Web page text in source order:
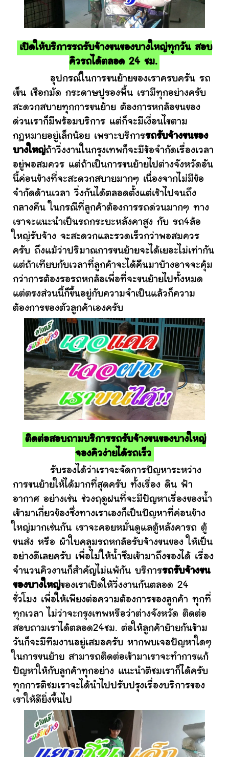
เปิดให้บริการรถรับจ้างขนของบางใหญ่ทุกวัน สอบ
คิวรถได้ตลอด 24 ชม.
อุปกรณ์ในการขนย้ายของเราครบครัน รถ
เข็น เชือกมัด กระดาษปูรองพื้น เรามีทุกอย่างครับ
สะดวกสบายทุกการขนย้าย ต้องการหกล้อขนของ
ด่วนเราก็มีพร้อมบริการ แต่ก็จะมีเงื่อนไขตาม
กฎหมายอยู่เล็กน้อย เพราะบริการรถรับจ้างขนของ
บางใหญ่ถ้าวิ่งงานในกรุงเทพก็จะมีข้อจำกัดเรื่องเวลา
อยู่พอสมควร แต่ถ้าเป็นการขนย้ายไปต่างจังหวัดอัน
นี้ค่อนข้างที่จะสะดวกสบายมากๆ เนื่องจากไม่มีข้อ
จำกัดด้านเวลา วิ่งกันได้ตลอดตั้งแต่เช้าไปจนถึง
กลางคืน ในกรณีที่ลูกค้าต้องการรถด่วนมากๆ ทาง
เราจะแนะนำเป็นรถกระบะหลังคาสูง กับ รถ4ล้อ
ใหญ่รับจ้าง จะสะดวกและรวดเร็วกว่าพอสมควร
ครับ ถึงแม้ว่าปริมาณการขนย้ายจะได้เยอะไม่เท่ากัน
แต่ถ้าเทียบกับเวลาที่ลูกค้าจะได้คืนมาบ้างอาจจะคุ้ม
กว่าการต้องรอรถหกล้อเพื่อที่จะขนย้ายไปทั้งหมด
แต่ตรงส่วนนี้ก็ขึ้นอยู่กับความจำเป็นแล้วก็ความ
ต้องการของตัวลูกค้าเองครับ
ติดต่อสอบถามบริการรถรับจ้างขนของบางใหญ่
จองคิวง่ายได้รถเร็ว
รับรองได้ว่าเราจะจัดการปัญหาระหว่าง
การขนย้ายให้ได้มากที่สุดครับ ทั้งเรื่อง ดิน ฟ้า
อากาศ อย่างเช่น ช่วงฤดูฝนที่จะมีปัญหาเรื่องของน้ำ
เข้ามาเกี่ยวข้องซึ่งทางเราเองก็เป็นปัญหาที่ค่อนข้าง
ใหญ่มากเช่นกัน เราจะคอยหมั่นดูแลตู้หลังคารถ ตู้
ขนส่ง หรือ ผ้าใบคลุมรถหกล้อรับจ้างขนของ ให้เป็น
อย่างดีเลยครับ เพื่อไม่ให้น้ำซึมเข้ามาถึงของได้ เรื่อง
จำนวนคิวงานก็สำคัญไม่แพ้กัน บริการรถรับจ้างขน
ของบางใหญ่ของเราเปิดให้วิ่งงานกันตลอด 24
ชั่วโมง เพื่อให้เพียงต่อความต้องการของลูกค้า ทุกที่
ทุกเวลา ไม่ว่าจะกรุงเทพหรือว่าต่างจังหวัด ติดต่อ
สอบถามเราได้ตลอด24ชม. ต่อให้ลูกค้าย้ายกันข้าม
วันก็จะมีทีมงานอยู่เสมอครับ หากพบเจอปัญหาใดๆ
ในการขนย้าย สามารถติดต่อเข้ามาเราจะทำการแก้
ปัญหาให้กับลูกค้าทุกอย่าง แนะนำติชมเราก็ได้ครับ
ทุกการติชมเราจะได้นำไปปรับปรุงเรื่องบริการของ
เราให้ดียิ่งขึ้นไป